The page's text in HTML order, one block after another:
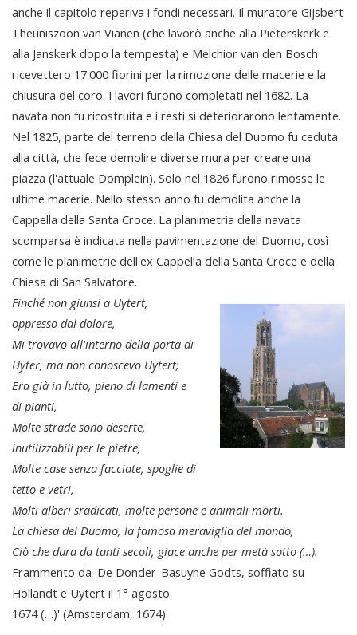
anche il capitolo reperiva i fondi necessari. Il muratore Gijsbert
Theuniszoon van Vianen (che lavorò anche alla Pieterskerk e
alla Janskerk dopo la tempesta) e Melchior van den Bosch
ricevettero 17.000 fiorini per la rimozione delle macerie e la
chiusura del coro. I lavori furono completati nel 1682. La
navata non fu ricostruita e i resti si deteriorarono lentamente.
Nel 1825, parte del terreno della Chiesa del Duomo fu ceduta
alla città, che fece demolire diverse mura per creare una
piazza (l'attuale Domplein). Solo nel 1826 furono rimosse le
ultime macerie. Nello stesso anno fu demolita anche la
Cappella della Santa Croce. La planimetria della navata
scomparsa è indicata nella pavimentazione del Duomo, così
come le planimetrie dell'ex Cappella della Santa Croce e della
Chiesa di San Salvatore.
Finché non giunsi a Uytert,
oppresso dal dolore,
Mi trovavo all'interno della porta di
Uyter, ma non conoscevo Uytert;
Era già in lutto, pieno di lamenti e
di pianti,
Molte strade sono deserte,
inutilizzabili per le pietre,
Molte case senza facciate, spoglie di
tetto e vetri,
Molti alberi sradicati, molte persone e animali morti.
La chiesa del Duomo, la famosa meraviglia del mondo,
Ciò che dura da tanti secoli, giace anche per metà sotto (…).
Frammento da 'De Donder-Basuyne Godts, soffiato su
Hollandt e Uytert il 1° agosto
1674 (…)' (Amsterdam, 1674).